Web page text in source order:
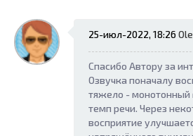
25-июл-2022, 18:26
Спасибо Автору за
Озвучка поначалу
тяжело - монотонный
темп речи. Через
восприятие